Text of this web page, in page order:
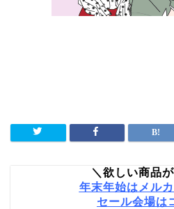
＼欲しい商品
年末年始はメル
セール会場は